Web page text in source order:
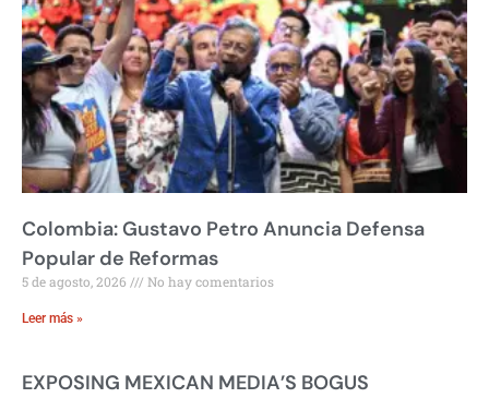
Colombia: Gustavo Petro Anuncia Defensa
Popular de Reformas
5 de agosto, 2026 No hay comentarios
Leer más »
EXPOSING MEXICAN MEDIA’S BOGUS